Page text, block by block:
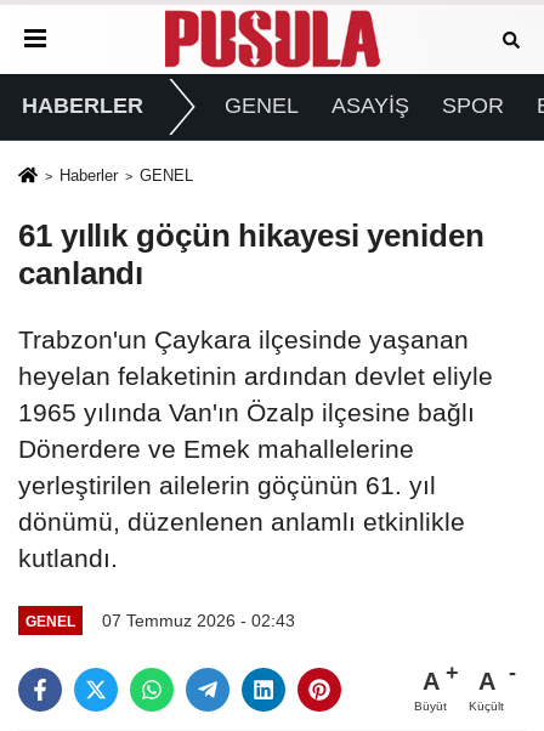
HABERLER GENEL ASAYİŞ SPOR
Haberler GENEL
61 yıllık göçün hikayesi yeniden
canlandı
Trabzon'un Çaykara ilçesinde yaşanan
heyelan felaketinin ardından devlet eliyle
1965 yılında Van'ın Özalp ilçesine bağlı
Dönerdere ve Emek mahallelerine
yerleştirilen ailelerin göçünün 61. yıl
dönümü, düzenlenen anlamlı etkinlikle
kutlandı.
GENEL 07 Temmuz 2026 - 02:43
A
Büyüt
A
Küçült